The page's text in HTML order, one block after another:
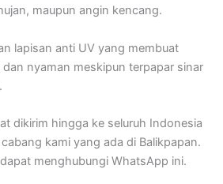
maupun angin kencang.
lapisan anti UV yang membuat
nyaman meskipun terpapar sinar
dikirim hingga ke seluruh Indonesia
kami yang ada di Balikpapan.
menghubungi WhatsApp ini.